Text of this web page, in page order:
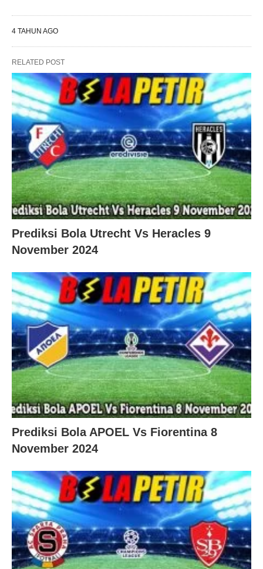
4 TAHUN AGO
RELATED POST
Prediksi Bola Utrecht Vs Heracles 9
November 2024
Prediksi Bola APOEL Vs Fiorentina 8
November 2024